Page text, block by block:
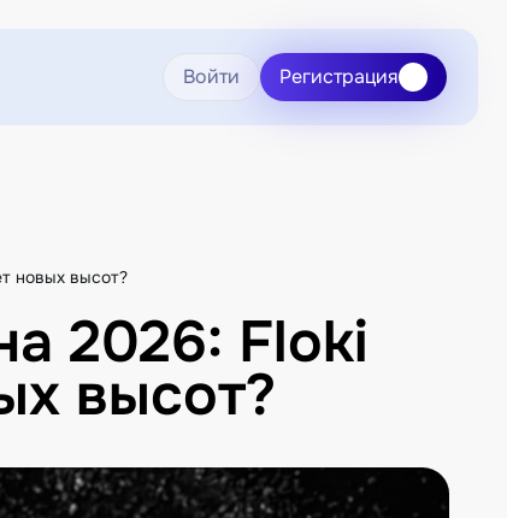
Войти Регистрация
новых высот?
2026: Floki
высот?